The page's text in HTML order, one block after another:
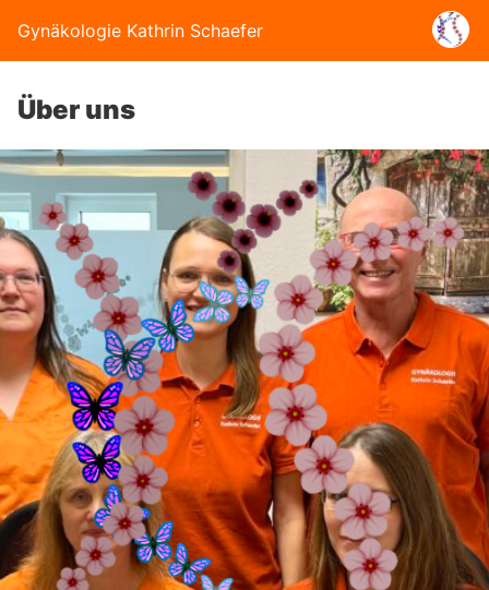
Gynäkologie Kathrin Schaefer
Über uns